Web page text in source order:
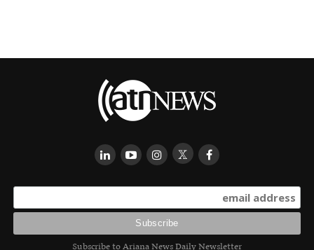
Subscribe to Ariana News Daily Newsletter